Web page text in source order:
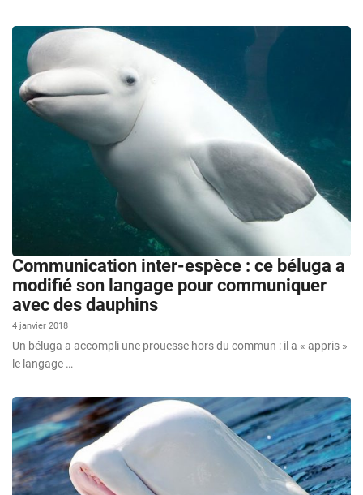
Communication inter-espèce : ce béluga a
modifié son langage pour communiquer
avec des dauphins
4 janvier 2018
Un béluga a accompli une prouesse hors du commun : il a « appris »
le langage …